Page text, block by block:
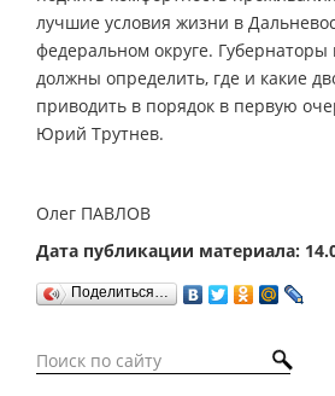
лучшие условия жизни в
федеральном округе. Губернаторы
должны определить, где и какие
приводить в порядок в первую
Юрий Трутнев.
Олег ПАВЛОВ
Дата публикации материала:
Поделиться…